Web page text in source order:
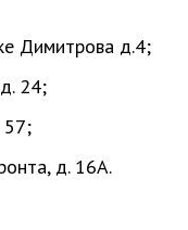
Димитрова д.4;
24;
57;
д. 16А.